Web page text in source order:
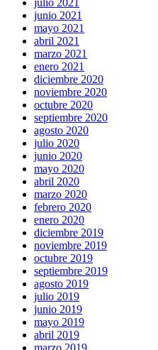
julio 2021
junio 2021
mayo 2021
abril 2021
marzo 2021
enero 2021
diciembre 2020
noviembre 2020
octubre 2020
septiembre 2020
agosto 2020
julio 2020
junio 2020
mayo 2020
abril 2020
marzo 2020
febrero 2020
enero 2020
diciembre 2019
noviembre 2019
octubre 2019
septiembre 2019
agosto 2019
julio 2019
junio 2019
mayo 2019
abril 2019
marzo 2019